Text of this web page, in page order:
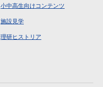
小中高生向けコンテンツ
施設見学
理研ヒストリア